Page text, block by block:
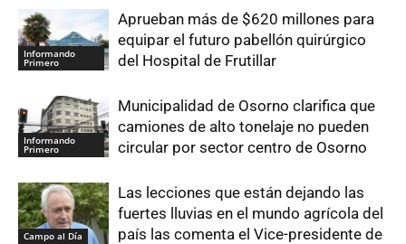
Informando
Primero
Aprueban más de $620 millones para
equipar el futuro pabellón quirúrgico
del Hospital de Frutillar
Informando
Primero
Municipalidad de Osorno clarifica que
camiones de alto tonelaje no pueden
circular por sector centro de Osorno
Campo al Día
Las lecciones que están dejando las
fuertes lluvias en el mundo agrícola del
país las comenta el Vice-presidente de